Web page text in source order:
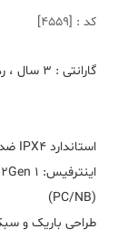
کد : [4559]